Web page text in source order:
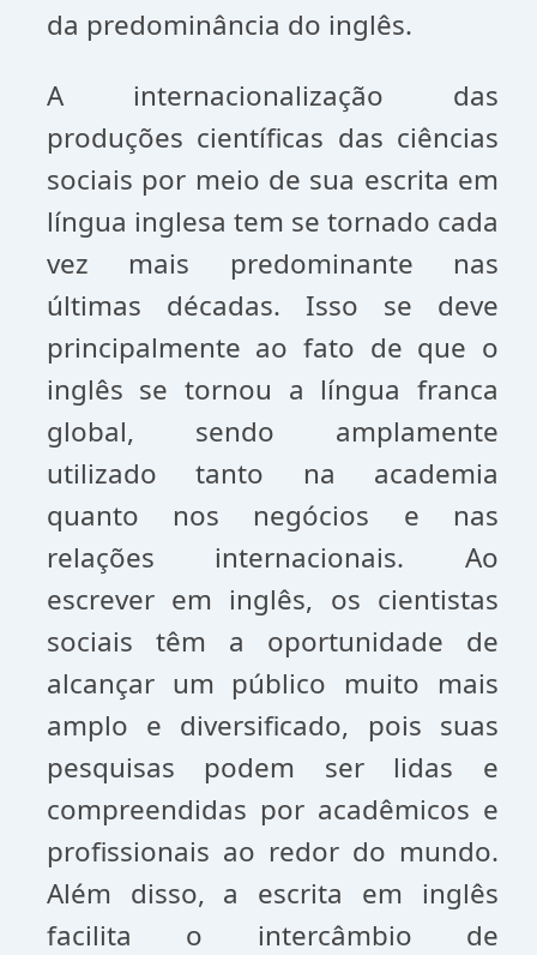
da predominância do inglês.
A internacionalização das
produções científicas das ciências
sociais por meio de sua escrita em
língua inglesa tem se tornado cada
vez mais predominante nas
últimas décadas. Isso se deve
principalmente ao fato de que o
inglês se tornou a língua franca
global, sendo amplamente
utilizado tanto na academia
quanto nos negócios e nas
relações internacionais. Ao
escrever em inglês, os cientistas
sociais têm a oportunidade de
alcançar um público muito mais
amplo e diversificado, pois suas
pesquisas podem ser lidas e
compreendidas por acadêmicos e
profissionais ao redor do mundo.
Além disso, a escrita em inglês
facilita o intercâmbio de